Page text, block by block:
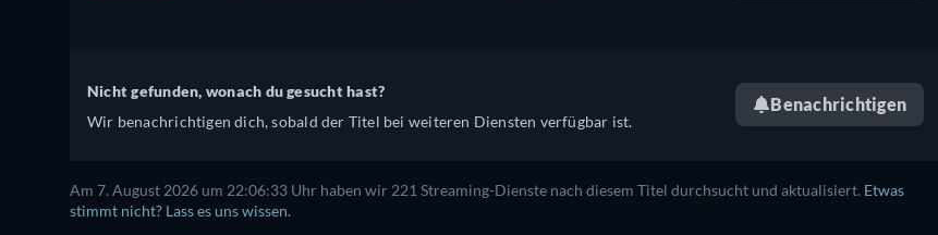
Nicht gefunden, wonach du gesucht hast?
Wir benachrichtigen dich, sobald der Titel bei weiteren Diensten verfügbar ist.
Benachrichtigen
Am 7. August 2026 um 22:06:33 Uhr haben wir 221 Streaming-Dienste nach diesem Titel durchsucht und aktualisiert. Etwas
stimmt nicht? Lass es uns wissen.